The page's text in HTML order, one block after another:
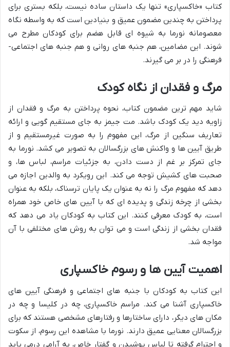
کتاب «خاکسپاری» تنها یک داستان ساده نیست، بلکه بستری برای
پرداختن به چندین مضمون عمیق و بنیادین است که به واسطه نگاه
معصومانه نورما به شیوه ای قابل هضم برای کودکان مطرح می
شوند. این مضامین، هم جنبه های روانی و هم جنبه های اجتماعی-
فرهنگی را در بر می گیرند.
مرگ و فقدان از نگاه کودک
شاید مهم ترین مضمون کتاب، نحوه پرداختن به مرگ و فقدان از
زاویه دید یک کودک باشد. مت جیمز به جای مستقیم گویی و ارائه
تعاریف سنگین از مرگ، این مفهوم را به صورت غیرمستقیم و از
طریق آیین ها و واکنش های بزرگسالان به تصویر می کشد. نورما به
جای تمرکز بر غم از دست دادن، به جزئیات مراسم، لباس ها، و
صحبت های کشیش توجه می کند. این رویکرد به والدین اجازه می
دهد که مفهوم مرگ را نه به عنوان یک پایان ترسناک، بلکه به عنوان
بخشی از چرخه زندگی و پدیده ای که با آیین های خاص خود همراه
است، به کودک معرفی کنند. این کتاب به کودکان یاد می دهد که
فقدان بخشی از زندگی است و می توان به روش های مختلفی با آن
مواجه شد.
اهمیت آیین ها و رسوم خاکسپاری
این کتاب به کودکان با جنبه های اجتماعی و فرهنگی آیین های
خاکسپاری آشنا می کند. مراسم خاکسپاری، چه در کلیسا و چه در
مکان های دیگر، دارای ساختارها و رفتارهای مشخصی هستند که برای
بزرگسالان معنایی عمیق دارند. نورما با مشاهده این رسوم، از سکوت
و احترام گرفته تا لباس پوشیدن و گفتار خاص، به آرامی درمی یابد